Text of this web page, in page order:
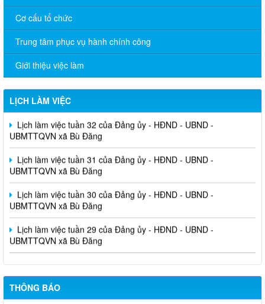
Cơ cấu tổ chức
Trung tâm phục vụ hành chính công
Giới thiệu việc làm
LỊCH LÀM VIỆC
Lịch làm việc tuần 32 của Đảng ủy - HĐND - UBND -
UBMTTQVN xã Bù Đăng
Lịch làm việc tuần 31 của Đảng ủy - HĐND - UBND -
UBMTTQVN xã Bù Đăng
Lịch làm việc tuần 30 của Đảng ủy - HĐND - UBND -
UBMTTQVN xã Bù Đăng
Lịch làm việc tuần 29 của Đảng ủy - HĐND - UBND -
UBMTTQVN xã Bù Đăng
THÔNG BÁO